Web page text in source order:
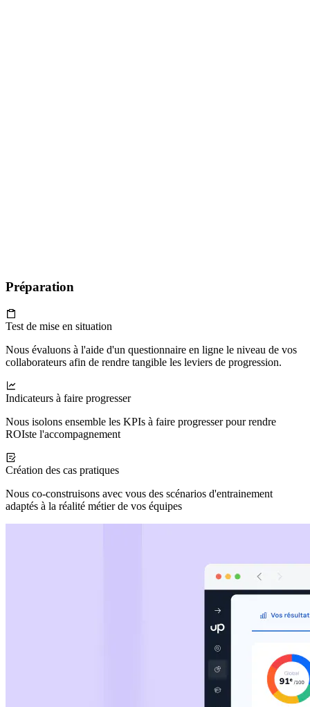
Préparation
Test de mise en situation
Nous évaluons à l'aide d'un questionnaire en ligne le niveau de vos
collaborateurs afin de rendre tangible les leviers de progression.
Indicateurs à faire progresser
Nous isolons ensemble les KPIs à faire progresser pour rendre
ROIste l'accompagnement
Création des cas pratiques
Nous co-construisons avec vous des scénarios d'entrainement
adaptés à la réalité métier de vos équipes